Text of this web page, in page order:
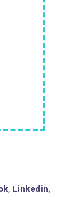
, Linkedin,